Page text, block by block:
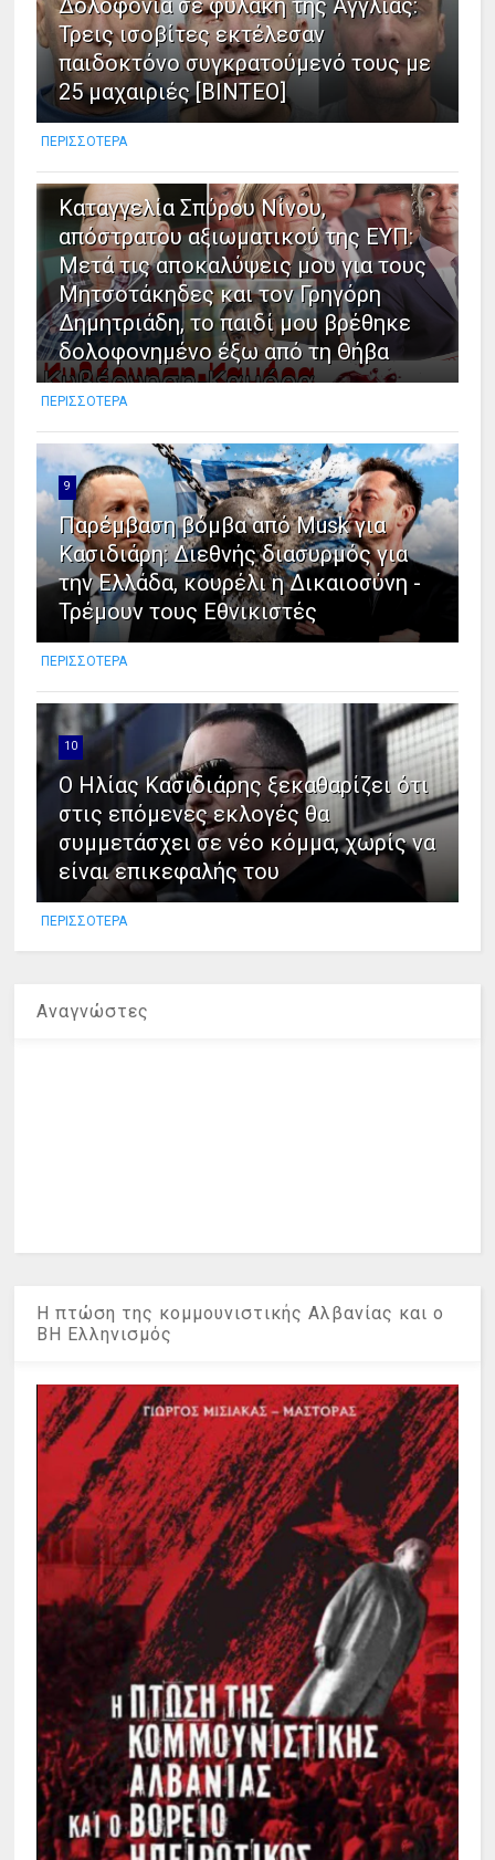
Δολοφονια σε φυλακή της Αγγλίας:
Τρεις ισοβίτες εκτέλεσαν
παιδοκτόνο συγκρατούμενό τους με
25 μαχαιριές [ΒΙΝΤΕΟ]
ΠΕΡΙΣΣΟΤΕΡΑ
Καταγγελία Σπύρου Νίνου,
απόστρατου αξιωματικού της ΕΥΠ:
Μετά τις αποκαλύψεις μου για τους
Μητσοτάκηδες και τον Γρηγόρη
Δημητριάδη, το παιδί μου βρέθηκε
δολοφονημένο έξω από τη Θήβα
ΠΕΡΙΣΣΟΤΕΡΑ
9
Παρέμβαση βόμβα από Musk για
Κασιδιάρη: Διεθνής διασυρμός για
την Ελλάδα, κουρέλι η Δικαιοσύνη -
Τρέμουν τους Εθνικιστές
ΠΕΡΙΣΣΟΤΕΡΑ
10
Ο Ηλίας Κασιδιάρης ξεκαθαρίζει ότι
στις επόμενες εκλογές θα
συμμετάσχει σε νέο κόμμα, χωρίς να
είναι επικεφαλής του
ΠΕΡΙΣΣΟΤΕΡΑ
Αναγνώστες
Η πτώση της κομμουνιστικής Αλβανίας και ο
ΒΗ Ελληνισμός